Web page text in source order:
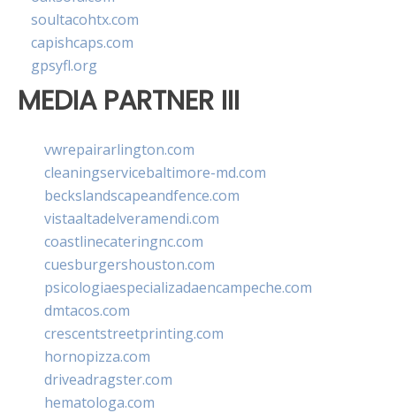
soultacohtx.com
capishcaps.com
gpsyfl.org
MEDIA PARTNER III
vwrepairarlington.com
cleaningservicebaltimore-md.com
beckslandscapeandfence.com
vistaaltadelveramendi.com
coastlinecateringnc.com
cuesburgershouston.com
psicologiaespecializadaencampeche.com
dmtacos.com
crescentstreetprinting.com
hornopizza.com
driveadragster.com
hematologa.com